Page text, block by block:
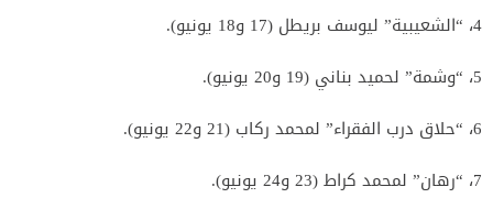
4، “الشعيبية” ليوسف بريطل (17 و18 يونيو).
5، “وشمة” لحميد بناني (19 و20 يونيو).
6، “حلاق درب الفقراء” لمحمد ركاب (21 و22 يونيو).
7، “رهان” لمحمد كراط (23 و24 يونيو).